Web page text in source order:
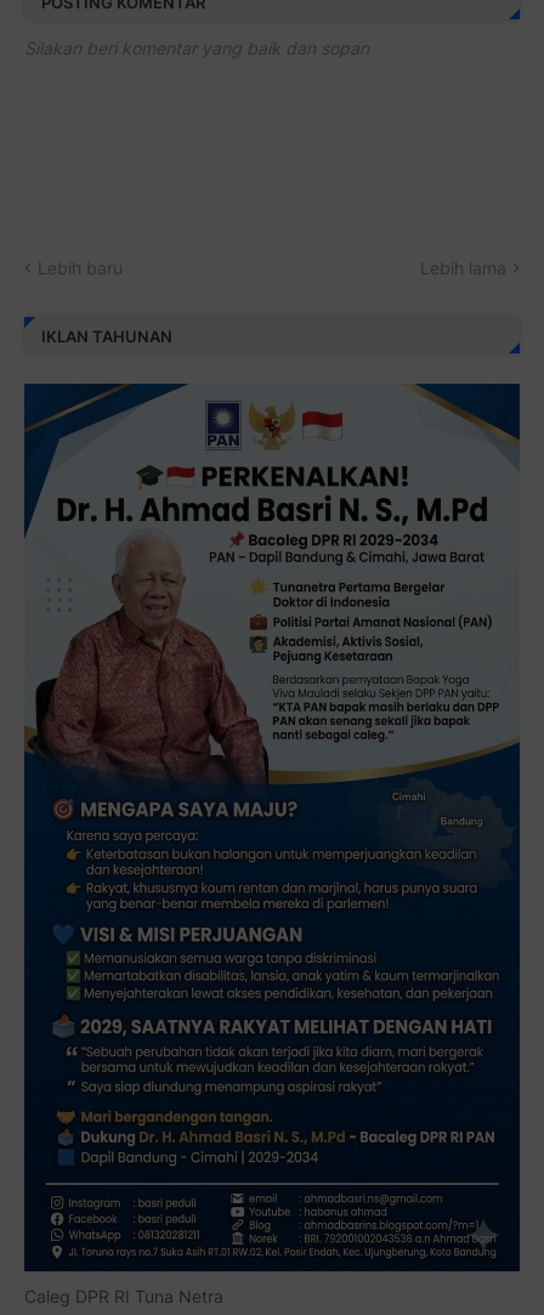
Silakan beri komentar yang baik dan sopan
Lebih baru Lebih lama
IKLAN TAHUNAN
Caleg DPR RI Tuna Netra